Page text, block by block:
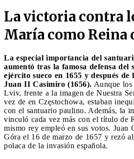
La victoria contra
María como Reina
La especial importancia del
aumentó tras la famosa defensa del
ejército sueco en 1655 y después de
Juan II Casimiro (1656). Aunque los
Lviv, frente a la imagen de Nuestra
vez de en Częstochowa, estaban
con el santuario paulino. Además, la
vinculó cada vez más con el título de
mismo rey empleó en sus votos. Juan
Góra el 16 de marzo de 1657 y rezó
polaca de la invasión española.